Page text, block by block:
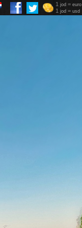
1 jod = euro
1 jod = usd